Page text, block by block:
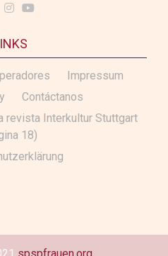
Impressum
Contáctanos
revista Interkultur Stuttgart
18)